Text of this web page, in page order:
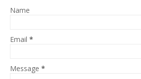
Name
Email *
Message *